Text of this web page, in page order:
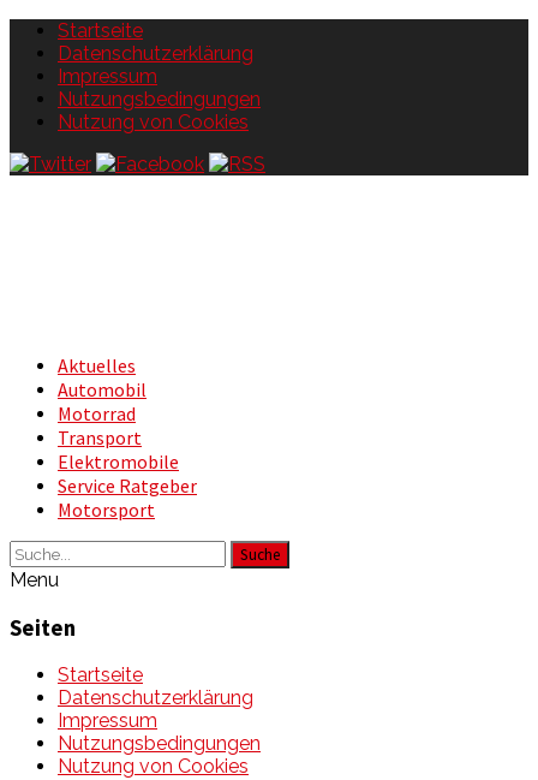
Startseite
Datenschutzerklärung
Impressum
Nutzungsbedingungen
Nutzung von Cookies
Aktuelles
Automobil
Motorrad
Transport
Elektromobile
Service Ratgeber
Motorsport
Suche
Menu
Seiten
Startseite
Datenschutzerklärung
Impressum
Nutzungsbedingungen
Nutzung von Cookies